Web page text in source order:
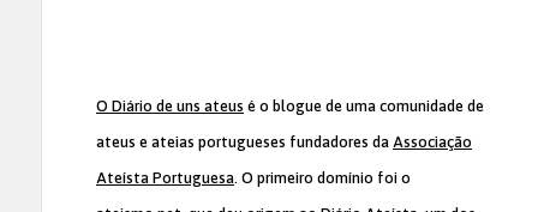
O Diário de uns ateus é o blogue de uma comunidade de
ateus e ateias portugueses fundadores da Associação
Ateísta Portuguesa. O primeiro domínio foi o